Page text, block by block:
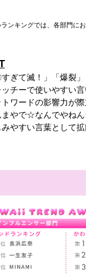
ンキングでは、各部門に
すぎて滅！」「爆裂
チーで使いやすい
ワードの影響力が際
まやで☆なんでやね
みやすい言葉として